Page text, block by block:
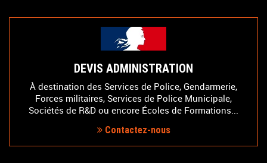
DEVIS ADMINISTRATION
À destination des Services de Police, Gendarmerie,
Forces militaires, Services de Police Municipale,
Sociétés de R&D ou encore Écoles de Formations...
Contactez-nous